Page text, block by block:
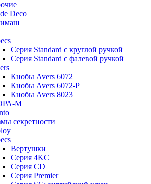
Deco
Серия Standard с круглой ручкой
Серия Standard с фалевой ручкой
Кнобы Avers 6072
Кнобы Avers 6072-P
Кнобы Avers 8023
М
секретности
Вертушки
Серия 4KC
Серия CD
Серия Premier